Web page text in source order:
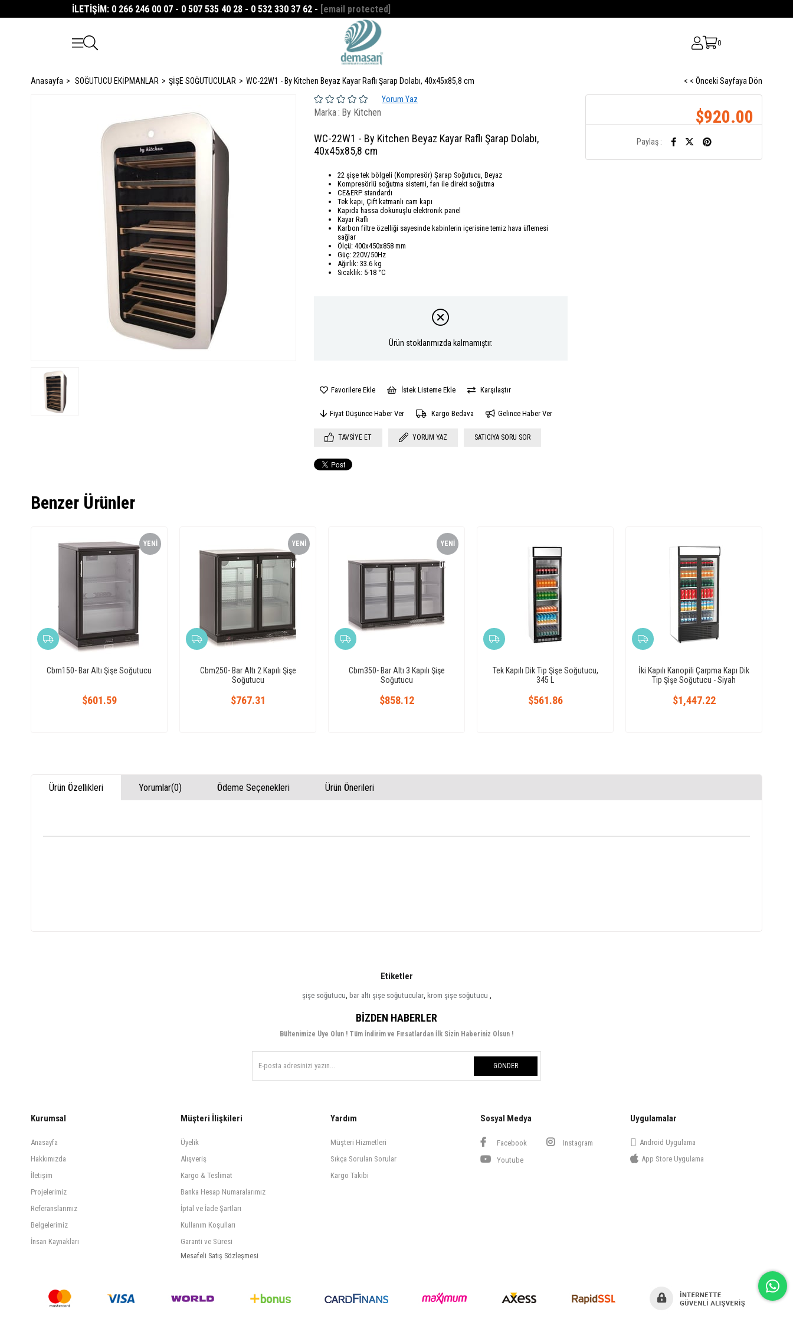
İLETİŞİM: 0 266 246 00 07 - 0 507 535 40 28 - 0 532 330 37 62 - [email protected]
0
Anasayfa SOĞUTUCU EKİPMANLAR ŞİŞE SOĞUTUCULAR WC-22W1 - By Kitchen Beyaz Kayar Raflı Şarap Dolabı, 40x45x85,8 cm
< < Önceki Sayfaya Dön
Yorum Yaz
Marka: By Kitchen
WC-22W1 - By Kitchen Beyaz Kayar Raflı Şarap Dolabı,
40x45x85,8 cm
22 şişe tek bölgeli (Kompresör) Şarap Soğutucu, Beyaz
Kompresörlü soğutma sistemi, fan ile direkt soğutma
CE&ERP standardı
Tek kapı, Çift katmanlı cam kapı
Kapıda hassa dokunuşlu elektronik panel
Kayar Raflı
Karbon filtre özelliği sayesinde kabinlerin içerisine temiz hava üflemesi
sağlar
Ölçü: 400x450x858 mm
Güç: 220V/50Hz
Ağırlık: 33.6 kg
Sıcaklık: 5-18 °C
Ürün stoklarımızda kalmamıştır.
Favorilere Ekle İstek Listeme Ekle Karşılaştır
Fiyat Düşünce Haber Ver Kargo Bedava Gelince Haber Ver
TAVSIYE ET YORUM YAZ SATICIYA SORU SOR
$920.00
Paylaş :
Benzer Ürünler
Cbm150- Bar Altı Şişe Soğutucu
$601.59
YENI
Cbm250- Bar Altı 2 Kapılı Şişe
Soğutucu
$767.31
YENI
ÜRÜN
Cbm350- Bar Altı 3 Kapılı Şişe
Soğutucu
$858.12
YENI
ÜRÜN
Tek Kapılı Dik Tip Şişe Soğutucu,
345 L
$561.86
İki Kapılı Kanopili Çarpma Kapı Dik
Tip Şişe Soğutucu - Siyah
$1,447.22
Ürün Özellikleri Yorumlar(0) Ödeme Seçenekleri Ürün Önerileri
Etiketler
şişe soğutucu bar altı şişe soğutucular, krom şişe soğutucu
BIZDEN HABERLER
Bültenimize Üye Olun ! Tüm İndirim ve Fırsatlardan İlk Sizin Haberiniz Olsun !
GÖNDER
Kurumsal
Anasayfa
Hakkımızda
İletişim
Projelerimiz
Referanslarımız
Belgelerimiz
İnsan Kaynakları
Müşteri İlişkileri
Üyelik
Alışveriş
Kargo & Teslimat
Banka Hesap Numaralarımız
İptal ve İade Şartları
Kullanım Koşulları
Garanti ve Süresi
Mesafeli Satış Sözleşmesi
Yardım
Müşteri Hizmetleri
Sıkça Sorulan Sorular
Kargo Takibi
Sosyal Medya
Facebook
Instagram
Youtube
Uygulamalar
Android Uygulama
App Store Uygulama